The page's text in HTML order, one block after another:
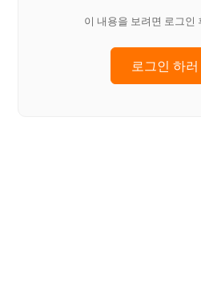
이 내용을 보려면 로그인
로그인 하